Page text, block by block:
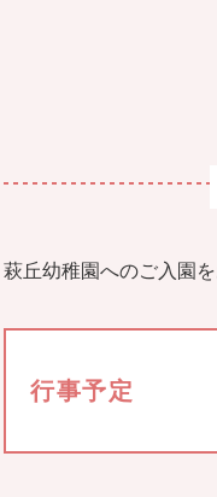
萩丘幼稚園へのご入園
行事予定